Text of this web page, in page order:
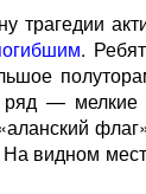
трагедии
.
— мелкие
видном